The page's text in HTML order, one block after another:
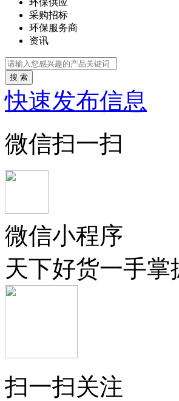
环保供应
采购招标
环保服务商
资讯
搜 索
快速发布信息
微信扫一扫
微信小程序
天下好货一手掌
扫一扫关注